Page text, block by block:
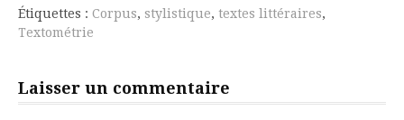
Étiquettes : Corpus, stylistique, textes littéraires,
Textométrie
Laisser un commentaire